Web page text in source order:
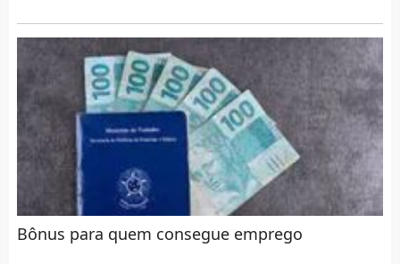
Bônus para quem consegue emprego